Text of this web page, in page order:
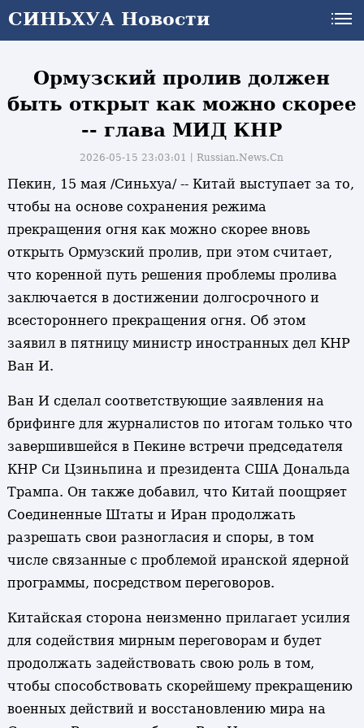
СИНЬХУА Новости
СИНЬХУА Новости
Ормузский пролив должен
быть открыт как можно скорее
-- глава МИД КНР
2026-05-15 23:03:01丨Russian.News.Cn
Пекин, 15 мая /Синьхуа/ -- Китай выступает за то,
чтобы на основе сохранения режима
прекращения огня как можно скорее вновь
открыть Ормузский пролив, при этом считает,
что коренной путь решения проблемы пролива
заключается в достижении долгосрочного и
всестороннего прекращения огня. Об этом
заявил в пятницу министр иностранных дел КНР
Ван И.
Ван И сделал соответствующие заявления на
брифинге для журналистов по итогам только что
завершившейся в Пекине встречи председателя
КНР Си Цзиньпина и президента США Дональда
Трампа. Он также добавил, что Китай поощряет
Соединенные Штаты и Иран продолжать
разрешать свои разногласия и споры, в том
числе связанные с проблемой иранской ядерной
программы, посредством переговоров.
Китайская сторона неизменно прилагает усилия
для содействия мирным переговорам и будет
продолжать задействовать свою роль в том,
чтобы способствовать скорейшему прекращению
военных действий и восстановлению мира на